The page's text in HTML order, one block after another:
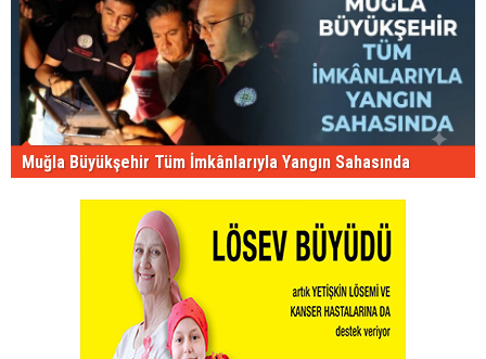
Muğla Büyükşehir Tüm İmkânlarıyla Yangın Sahasında